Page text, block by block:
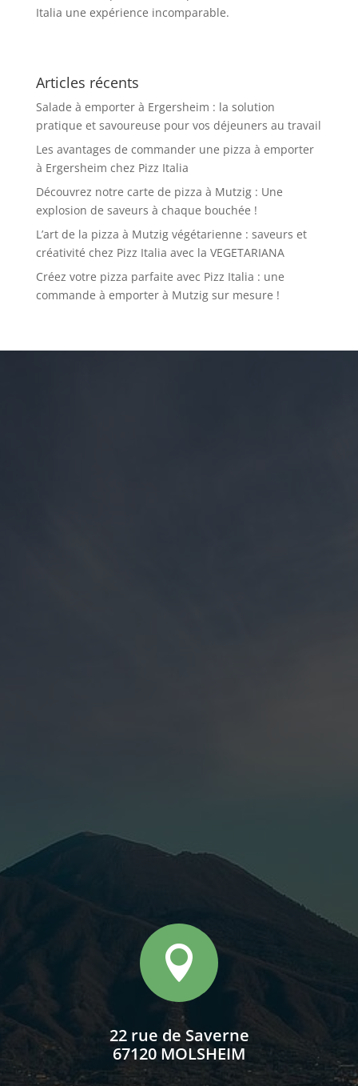
Italia une expérience incomparable.
Articles récents
Salade à emporter à Ergersheim : la solution
pratique et savoureuse pour vos déjeuners au travail
Les avantages de commander une pizza à emporter
à Ergersheim chez Pizz Italia
Découvrez notre carte de pizza à Mutzig : Une
explosion de saveurs à chaque bouchée !
L’art de la pizza à Mutzig végétarienne : saveurs et
créativité chez Pizz Italia avec la VEGETARIANA
Créez votre pizza parfaite avec Pizz Italia : une
commande à emporter à Mutzig sur mesure !

22 rue de Saverne
67120 MOLSHEIM